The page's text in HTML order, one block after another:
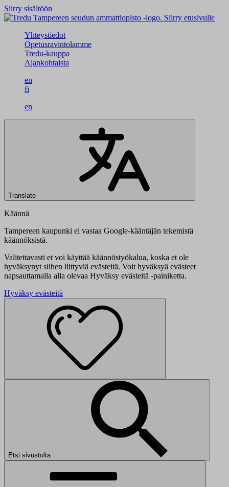
Siirry sisältöön
Siirry etusivulle
Yhteystiedot
Opetusravintolamme
Tredu-kauppa
Ajankohtaista
en
fi
en
Translate
Käännä
Tampereen kaupunki ei vastaa Google-kääntäjän tekemistä
käännöksistä.
Valitettavasti et voi käyttää käännöstyökalua, koska et ole
hyväksynyt siihen liittyviä evästeitä. Voit hyväksyä evästeet
napsauttamalla alla olevaa Hyväksy evästeitä -painiketta.
Hyväksy evästeitä
Etsi sivustolta